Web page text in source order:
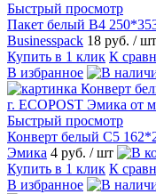
Быстрый просмотр
Пакет белый B4
Businesspack 18 руб. / шт
Купить в 1 клик К
В избранное
Быстрый просмотр
Конверт белый С5
Эмика 4 руб. / шт
Купить в 1 клик К
В избранное